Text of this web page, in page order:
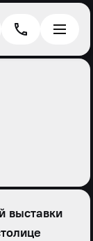
выставки